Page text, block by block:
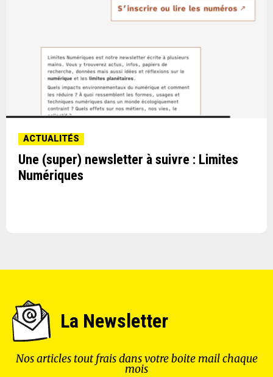
ACTUALITÉS
Une (super) newsletter à suivre : Limites
Numériques
La Newsletter
Nos articles tout frais dans votre boite mail chaque
mois